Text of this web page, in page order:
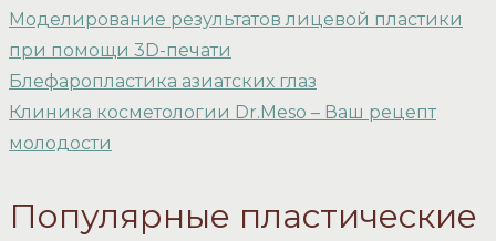
Моделирование результатов лицевой пластики
при помощи 3D-печати
Блефаропластика азиатских глаз
Клиника косметологии Dr.Meso – Ваш рецепт
молодости
Популярные пластические